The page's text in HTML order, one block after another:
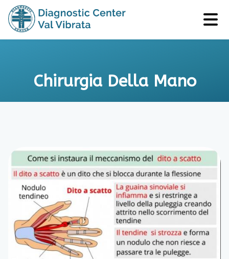
Chirurgia Della Mano